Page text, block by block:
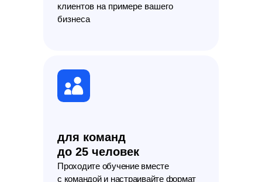
для команд
до 25 человек
Проходите обучение вместе
с командой и настраивайте формат
клиентов на примере вашего
бизнеса